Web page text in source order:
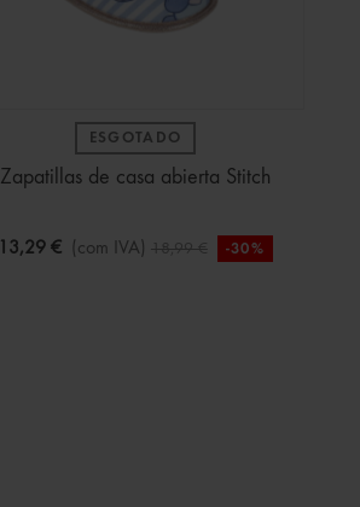
ESGOTADO
Zapatillas de casa abierta Stitch
13,29 € (com IVA) 18,99 € -30%